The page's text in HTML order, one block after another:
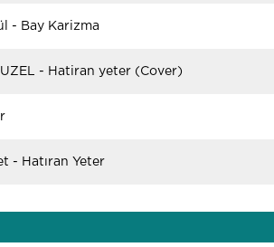
- Bay Karizma
- Hatiran yeter (Cover)
- Hatıran Yeter